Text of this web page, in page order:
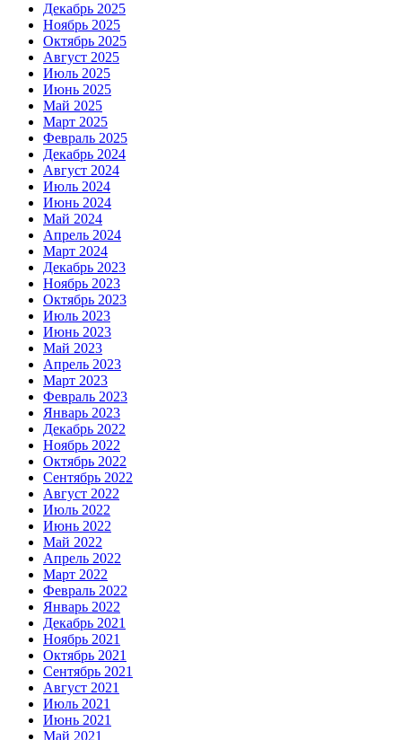
Декабрь 2025
Ноябрь 2025
Октябрь 2025
Август 2025
Июль 2025
Июнь 2025
Май 2025
Март 2025
Февраль 2025
Декабрь 2024
Август 2024
Июль 2024
Июнь 2024
Май 2024
Апрель 2024
Март 2024
Декабрь 2023
Ноябрь 2023
Октябрь 2023
Июль 2023
Июнь 2023
Май 2023
Апрель 2023
Март 2023
Февраль 2023
Январь 2023
Декабрь 2022
Ноябрь 2022
Октябрь 2022
Сентябрь 2022
Август 2022
Июль 2022
Июнь 2022
Май 2022
Апрель 2022
Март 2022
Февраль 2022
Январь 2022
Декабрь 2021
Ноябрь 2021
Октябрь 2021
Сентябрь 2021
Август 2021
Июль 2021
Июнь 2021
Май 2021